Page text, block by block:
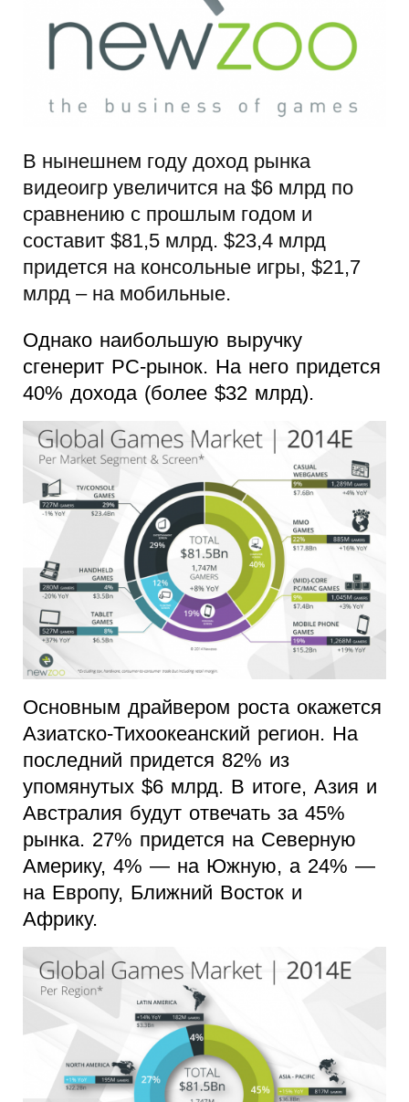
В нынешнем году доход рынка
видеоигр увеличится на $6 млрд по
сравнению с прошлым годом и
составит $81,5 млрд. $23,4 млрд
придется на консольные игры, $21,7
млрд – на мобильные.
Однако наибольшую выручку
сгенерит PC-рынок. На него придется
40% дохода (более $32 млрд).
Основным драйвером роста окажется
Азиатско-Тихоокеанский регион. На
последний придется 82% из
упомянутых $6 млрд. В итоге, Азия и
Австралия будут отвечать за 45%
рынка. 27% придется на Северную
Америку, 4% — на Южную, а 24% —
на Европу, Ближний Восток и
Африку.